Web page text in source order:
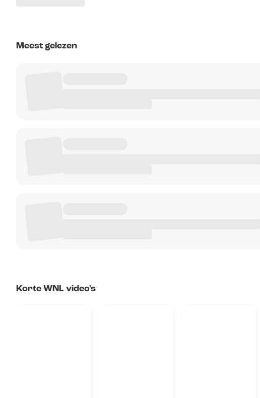
Meest gelezen
Korte WNL video's